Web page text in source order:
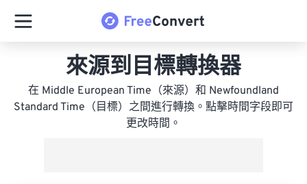
來源到目標轉換器
在 Middle European Time（來源）和 Newfoundland
Standard Time（目標）之間進行轉換。點擊時間字段即可
更改時間。